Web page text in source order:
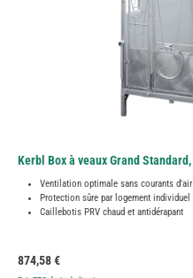
Kerbl Box à veaux Grand
Ventilation optimale sans courants d'air
Protection sûre par logement individuel
Caillebotis PRV chaud et antidérapant
Prix régulier :
874,58 €